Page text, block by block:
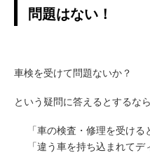
問題はない！
車検を受けて問題ないか？
という疑問に答えるとするなら
「車の検査・修理を受ける
「違う車を持ち込まれて